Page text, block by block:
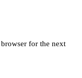
for the next